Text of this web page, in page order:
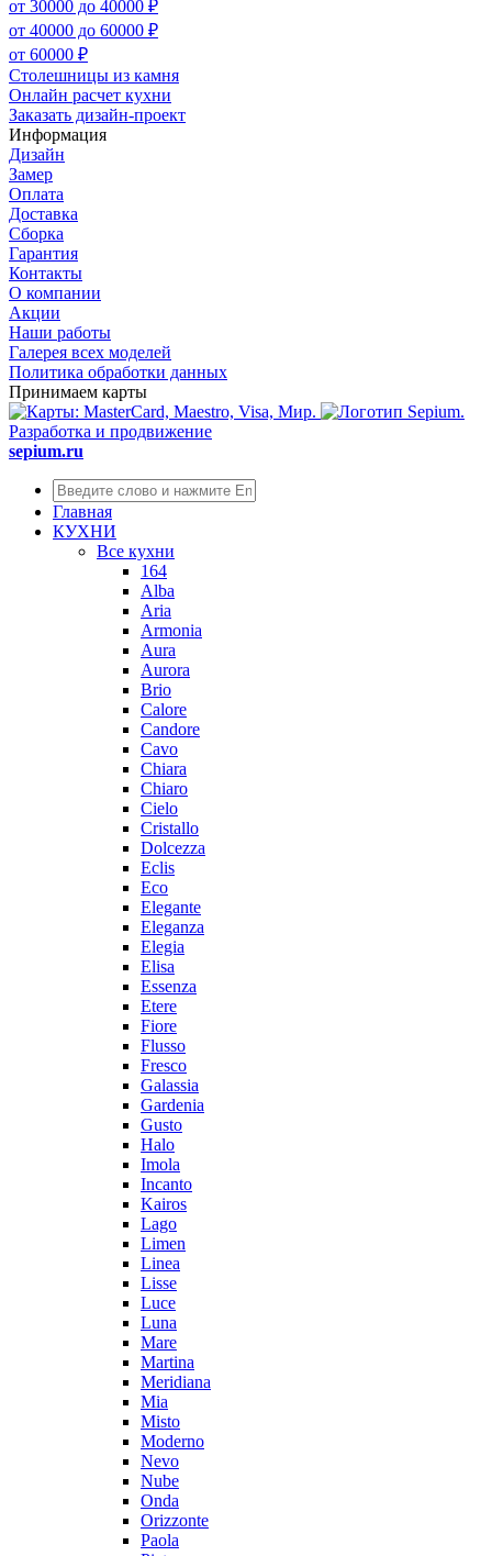
от 30000 до 40000 ₽
от 40000 до 60000 ₽
от 60000 ₽
Столешницы из камня
Онлайн расчет кухни
Заказать дизайн-проект
Информация
Дизайн
Замер
Оплата
Доставка
Сборка
Гарантия
Контакты
О компании
Акции
Наши работы
Галерея всех моделей
Политика обработки данных
Принимаем карты
Разработка и продвижение
sepium.ru
Главная
КУХНИ
Все кухни
164
Alba
Aria
Armonia
Aura
Aurora
Brio
Calore
Candore
Cavo
Chiara
Chiaro
Cielo
Cristallo
Dolcezza
Eclis
Eco
Elegante
Eleganza
Elegia
Elisa
Essenza
Etere
Fiore
Flusso
Fresco
Galassia
Gardenia
Gusto
Halo
Imola
Incanto
Kairos
Lago
Limen
Linea
Lisse
Luce
Luna
Mare
Martina
Meridiana
Mia
Misto
Moderno
Nevo
Nube
Onda
Orizzonte
Paola